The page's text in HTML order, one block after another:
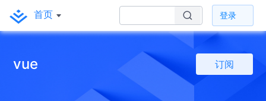
首页 登录
vue 订阅